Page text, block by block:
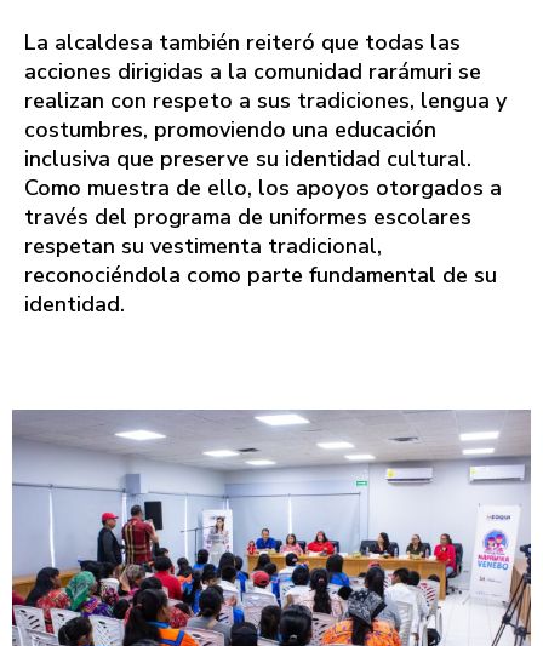
La alcaldesa también reiteró que todas las
acciones dirigidas a la comunidad rarámuri se
realizan con respeto a sus tradiciones, lengua y
costumbres, promoviendo una educación
inclusiva que preserve su identidad cultural.
Como muestra de ello, los apoyos otorgados a
través del programa de uniformes escolares
respetan su vestimenta tradicional,
reconociéndola como parte fundamental de su
identidad.